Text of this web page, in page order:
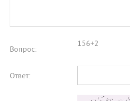
Вопрос:
156+2
Ответ: